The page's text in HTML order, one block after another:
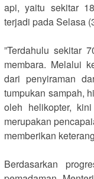
api, yaitu sekitar
terjadi pada Selasa
‎”Terdahulu sekitar
membara. Melalui
dari penyiraman
tumpukan sampah,
oleh helikopter,
merupakan
memberikan
‎Berdasarkan